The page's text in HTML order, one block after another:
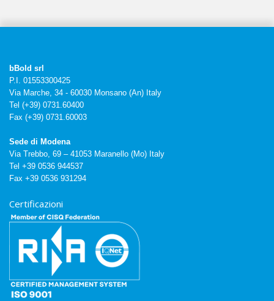
bBold srl
P.I. 01553300425
Via Marche, 34 - 60030 Monsano (An) Italy
Tel (+39) 0731.60400
Fax (+39) 0731.60003
Sede di Modena
Via Trebbo, 69 – 41053 Maranello (Mo) Italy
Tel +39 0536 944537
Fax +39 0536 931294
Certificazioni